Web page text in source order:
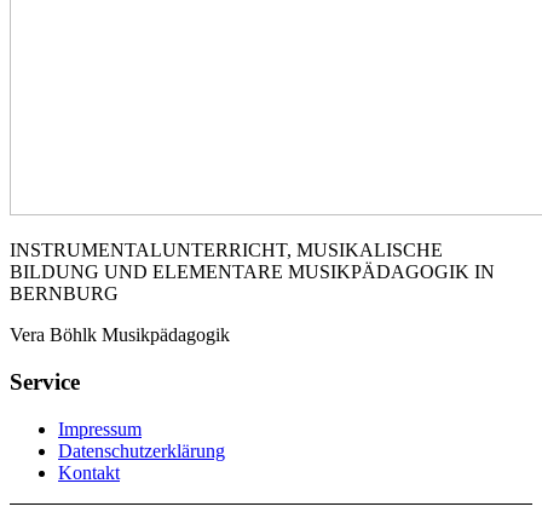
INSTRUMENTALUNTERRICHT, MUSIKALISCHE
BILDUNG UND ELEMENTARE MUSIKPÄDAGOGIK IN
BERNBURG
Vera Böhlk Musikpädagogik
Service
Impressum
Datenschutzerklärung
Kontakt